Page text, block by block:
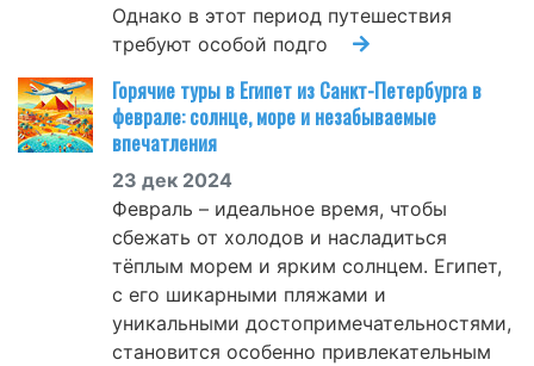
Однако в этот период путешествия
требуют особой подго
Горячие туры в Египет из Санкт-Петербурга в
феврале: солнце, море и незабываемые
впечатления
23 дек 2024
Февраль – идеальное время, чтобы
сбежать от холодов и насладиться
тёплым морем и ярким солнцем. Египет,
с его шикарными пляжами и
уникальными достопримечательностями,
становится особенно привлекательным